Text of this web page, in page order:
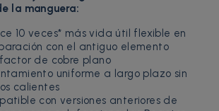
la manguera:
10 veces* más vida útil flexible en
con el antiguo elemento
de cobre plano
uniforme a largo plazo sin
calientes
con versiones anteriores de